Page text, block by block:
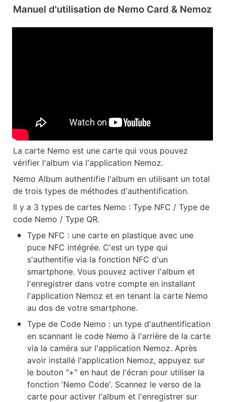
Manuel d'utilisation de Nemo Card & Nemoz
La carte Nemo est une carte qui vous pouvez
vérifier l'album via l'application Nemoz.
Nemo Album authentifie l'album en utilisant un total
de trois types de méthodes d'authentification.
Il y a 3 types de cartes Nemo : Type NFC / Type de
code Nemo / Type QR.
• Type NFC : une carte en plastique avec une
puce NFC intégrée. C'est un type qui
s'authentifie via la fonction NFC d'un
smartphone. Vous pouvez activer l'album et
l'enregistrer dans votre compte en installant
l'application Nemoz et en tenant la carte Nemo
au dos de votre smartphone.
• Type de Code Nemo : un type d'authentification
en scannant le code Nemo à l'arrière de la carte
via la caméra sur l'application Nemoz. Après
avoir installé l'application Nemoz, appuyez sur
le bouton "+" en haut de l'écran pour utiliser la
fonction 'Nemo Code'. Scannez le verso de la
carte pour activer l'album et l'enregistrer sur